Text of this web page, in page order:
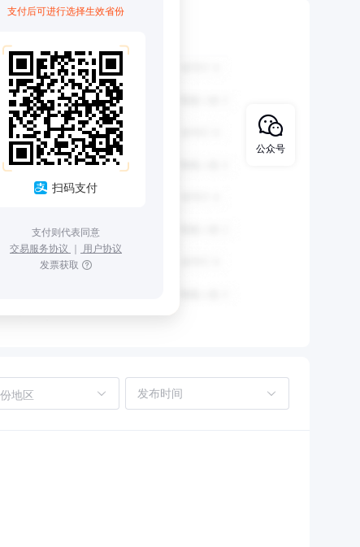
支付后可进行选择生效省份
扫码支付
支付则代表同意
交易服务协议 ｜ 用户协议
发票获取
地区
公众号